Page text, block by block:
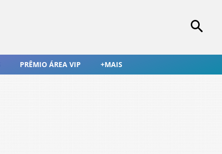
PRÊMIO ÁREA VIP +MAIS